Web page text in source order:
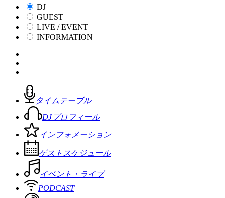
DJ
GUEST
LIVE / EVENT
INFORMATION
タイムテーブル
DJプロフィール
インフォメーション
ゲストスケジュール
イベント・ライブ
PODCAST